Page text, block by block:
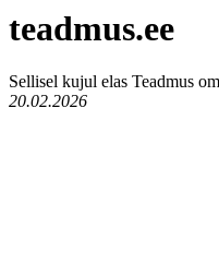
teadmus.ee
Sellisel kujul elas Teadmus
20.02.2026